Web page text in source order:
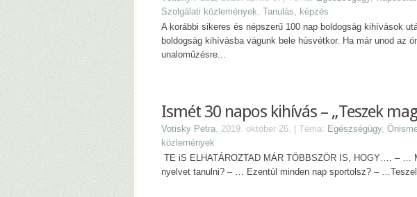
Szolgálati közlemények, Tanulás, képzés
A korábbi sikeres és népszerű 100 nap boldogság kihívások
boldogság kihívásba vágunk bele húsvétkor. Ha már unod az
unaloműzésre...
Ismét 30 napos kihívás – „Teszek
Votisky Petra, 2019. október 26. | Téma: Egészségügy,
közlemények
TE iS ELHATÁROZTAD MÁR TÖBBSZÖR IS, HOGY…. – …
nyelvet tanulni? – … Ezentúl minden nap sportolsz? –